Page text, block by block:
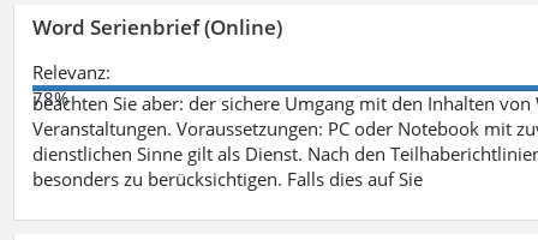
Word Serienbrief (Online)
Relevanz:
78%
beachten Sie aber: der sichere Umgang mit den Inhalten
Veranstaltungen. Voraussetzungen: PC oder Notebook mit
dienstlichen Sinne gilt als Dienst. Nach den
besonders zu berücksichtigen. Falls dies auf Sie